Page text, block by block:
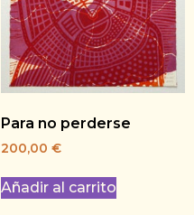
Para no perderse
200,00 €
Añadir al carrito